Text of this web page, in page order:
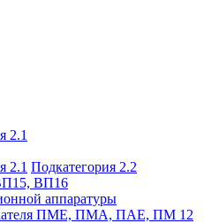
2.1
2.1 Подкатегория 2.2
ВП16
аппаратуры
ПМЕ, ПМА, ПАЕ, ПМ 12